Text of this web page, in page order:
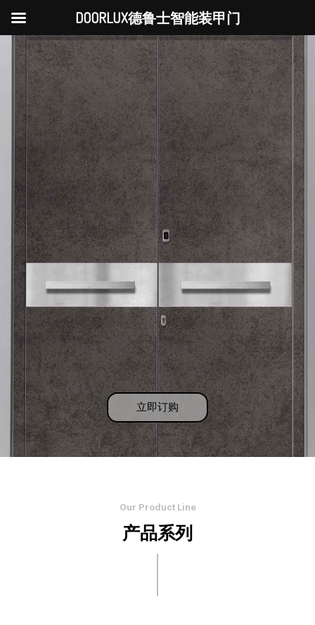
立即订购
Our Product Line
产品系列
DOORLUX德鲁士智能装甲门